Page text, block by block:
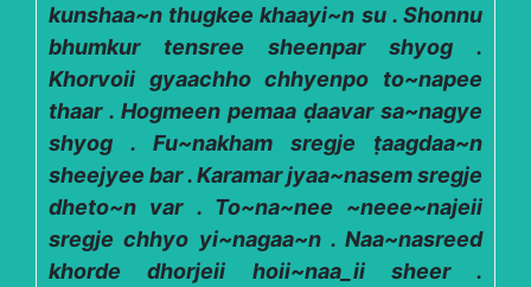
kunshaa~n thugkee khaayi~n su . Shonnu
bhumkur tensree sheenpar shyog .
Khorvoii gyaachho chhyenpo to~napee
thaar . Hogmeen pemaa ḍaavar sa~nagye
shyog . Fu~nakham sregje ṭaagdaa~n
sheejyee bar . Karamar jyaa~nasem sregje
dheto~n var . To~na~nee ~neee~najeii
sregje chhyo yi~nagaa~n . Naa~nasreed
khorde dhorjeii hoii~naa_ii sheer .